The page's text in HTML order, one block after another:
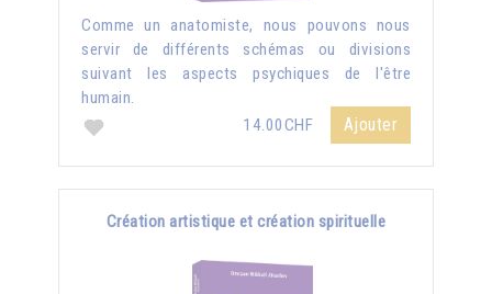
Comme un anatomiste, nous pouvons nous
servir de différents schémas ou divisions
suivant les aspects psychiques de l'être
humain.
14.00CHF
Ajouter
Création artistique et création spirituelle